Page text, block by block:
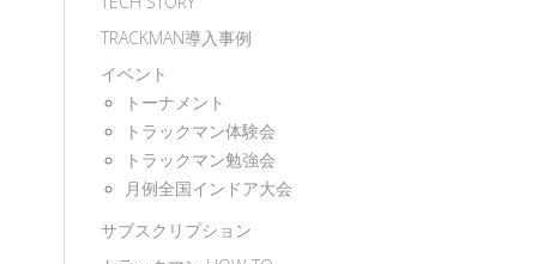
TRACKMAN導入事例
イベント
トーナメント
トラックマン体験会
トラックマン勉強会
月例全国インドア大会
サブスクリプション